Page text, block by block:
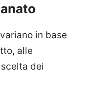
in base
alle
dei